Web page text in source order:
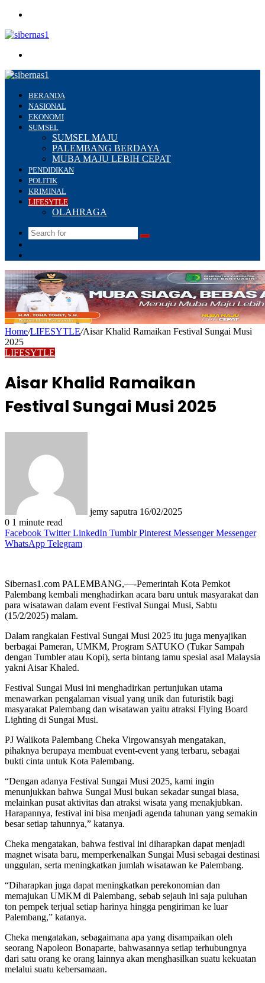
BERANDA
NASIONAL
EKONOMI
SUMSEL
SUMSEL MAJU
PALEMBANG BERDAYA
MUBA MAJU LEBIH CEPAT
PENDIDIKAN
POLITIK
KRIMINAL
LIFESYTLE
OLAHRAGA
Search
Home/LIFESYTLE/Aisar Khalid Ramaikan Festival Sungai Musi
2025
LIFESYTLE
Aisar Khalid Ramaikan
Festival Sungai Musi 2025
jemy saputra 16/02/2025
0 1 minute read
Facebook Twitter LinkedIn Tumblr Pinterest Messenger Messenger
WhatsApp Telegram
Sibernas1.com PALEMBANG,—-Pemerintah Kota Pemkot
Palembang kembali menghadirkan acara baru untuk masyarakat dan
para wisatawan dalam event Festival Sungai Musi, Sabtu
(15/2/2025) malam.
Dalam rangkaian Festival Sungai Musi 2025 itu juga menyajikan
berbagai Pameran, UMKM, Program SATUKO (Tukar Sampah
dengan Tumbler atau Kopi), serta bintang tamu spesial asal Malaysia
yakni Aisar Khaled.
Festival Sungai Musi ini menghadirkan pertunjukan utama
menawarkan pengalaman visual yang unik dan futuristik bagi
masyarakat Palembang dan wisatawan yaitu atraksi Flying Board
Lighting di Sungai Musi.
PJ Walikota Palembang Cheka Virgowansyah mengatakan,
pihaknya berupaya membuat event-event yang terbaru, sebagai
bukti cinta untuk Kota Palembang.
“Dengan adanya Festival Sungai Musi 2025, kami ingin
menunjukkan bahwa Sungai Musi bukan sekadar sungai biasa,
melainkan pusat aktivitas dan atraksi wisata yang menakjubkan.
Harapannya, festival ini bisa menjadi agenda tahunan yang semakin
besar setiap tahunnya,” katanya.
Cheka mengatakan, bahwa festival ini diharapkan dapat menjadi
magnet wisata baru, memperkenalkan Sungai Musi sebagai destinasi
unggulan, serta meningkatkan jumlah wisatawan ke Palembang.
“Diharapkan juga dapat meningkatkan perekonomian dan
memajukan UMKM di Palembang, sebab sejauh ini saja puluhan
ton pempek terjual setiap harinya hingga pengiriman ke luar
Palembang,” katanya.
Cheka mengatakan, sebagaimana apa yang disampaikan oleh
seorang Napoleon Bonaparte, bahwasannya setiap terhubungnya
dari satu orang ke orang lainnya akan menghasilkan suatu kekuatan
melalui suatu kebersamaan.